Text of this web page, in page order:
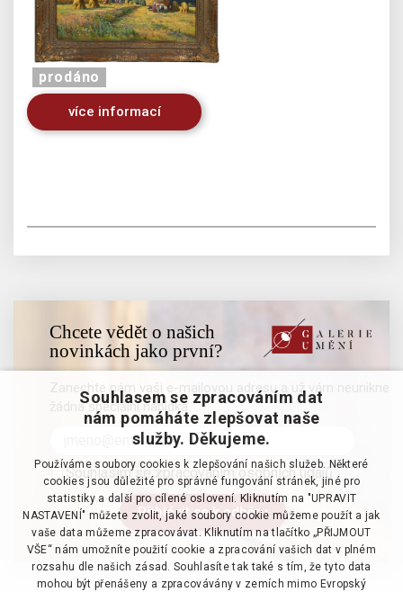
prodáno
více informací
Chcete vědět o našich
novinkách jako první?
Zanechte nám vaši e-mailovou adresu a už vám neunikne
žádná speciální nabídka
Souhlasím se zpracováním osobních údajů
Souhlasem se zpracováním dat
nám pomáháte zlepšovat naše
služby. Děkujeme.
Používáme soubory cookies k zlepšování našich služeb. Některé
cookies jsou důležité pro správné fungování stránek, jiné pro
statistiky a další pro cílené oslovení. Kliknutím na "UPRAVIT
NASTAVENÍ" můžete zvolit, jaké soubory cookie můžeme použít a jak
vaše data můžeme zpracovávat. Kliknutím na tlačítko „PŘIJMOUT
VŠE“ nám umožníte použití cookie a zpracování vašich dat v plném
rozsahu dle našich zásad. Souhlasíte tak také s tím, že tyto data
mohou být přenášeny a zpracovávány v zemích mimo Evropský